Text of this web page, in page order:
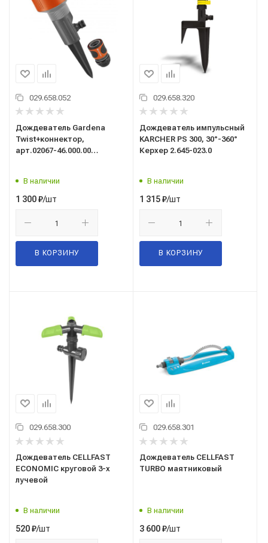
029.658.052
Дождеватель Gardena
Twist+коннектор,
арт.02067-46.000.00
В наличии
1 300₽/шт
В КОРЗИНУ
029.658.320
Дождеватель импульсный
KARCHER PS 300, 30°-360°
Керхер 2.645-023.0
В наличии
1 315₽/шт
В КОРЗИНУ
029.658.300
Дождеватель CELLFAST
ECONOMIC круговой 3-х
лучевой
В наличии
520₽/шт
029.658.301
Дождеватель CELLFAST
TURBO маятниковый
В наличии
3 600₽/шт